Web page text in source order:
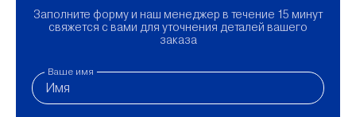
Заполните форму и наш менеджер в течение 15 минут
свяжется с вами для уточнения деталей вашего
заказа
Ваше имя